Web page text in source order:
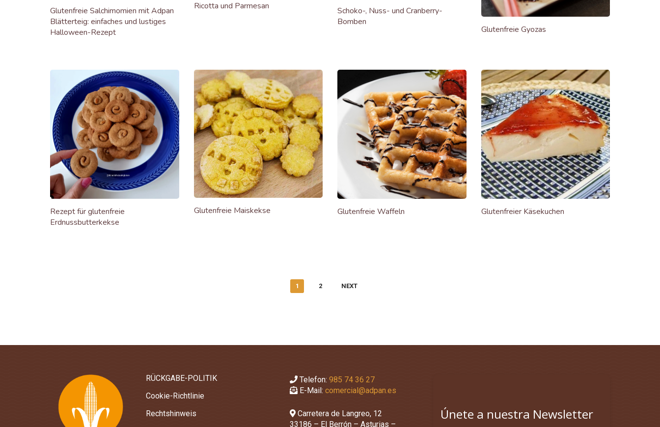
Glutenfreie Salchimomien mit Adpan
Blätterteig: einfaches und lustiges
Halloween-Rezept
Ricotta und Parmesan
Schoko-, Nuss- und Cranberry-
Bomben
Glutenfreie Gyozas
Rezept für glutenfreie
Erdnussbutterkekse
Glutenfreie Maiskekse Glutenfreie Waffeln Glutenfreier Käsekuchen
1 2 NEXT
RÜCKGABE-POLITIK
Cookie-Richtlinie
Rechtshinweis
Telefon: 985 74 36 27
E-Mail: comercial@adpan.es
Carretera de Langreo, 12
33186 – El Berrón – Asturias –